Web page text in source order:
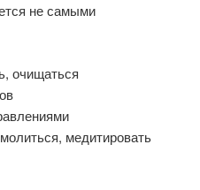
не самыми
очищаться
медитировать